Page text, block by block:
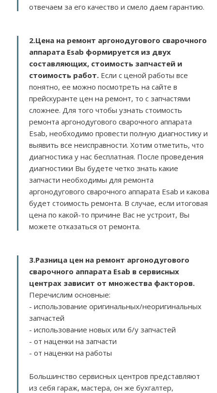
отвечаем за его качество и смело даем гарантию.
2.Цена на ремонт аргонодугового сварочного
аппарата Esab формируется из двух
составляющих, стоимость запчастей и
стоимость работ. Если с ценой работы все
понятно, ее можно посмотреть на сайте в
прейскуранте цен на ремонт, то с запчастями
сложнее. Для того чтобы узнать стоимость
ремонта аргонодугового сварочного аппарата
Esab, необходимо провести полную диагностику и
выявить все неисправности. Хотим отметить, что
диагностика у нас бесплатная. После проведения
диагностики Вы будете четко знать какие
запчасти необходимы для ремонта
аргонодугового сварочного аппарата Esab и какова
будет стоимость ремонта. В случае, если итоговая
цена по какой-то причине Вас не устроит, Вы
можете отказаться от ремонта.
3.Разница цен на ремонт аргонодугового
сварочного аппарата Esab в сервисных
центрах зависит от множества факторов.
Перечислим основные:
- использование оригинальных/неоригинальных
запчастей
- использование новых или б/у запчастей
- от наценки на запчасти
- от наценки на работы
Большинство сервисных центров представляют
из себя гараж, мастера, он же бухгалтер,